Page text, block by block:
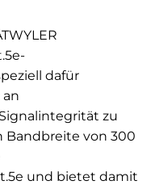
dafür
zu
Bandbreite von 300
und bietet damit